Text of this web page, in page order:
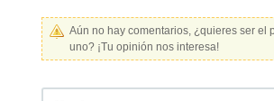
Aún no hay comentarios, ¿quieres ser el
uno? ¡Tu opinión nos interesa!